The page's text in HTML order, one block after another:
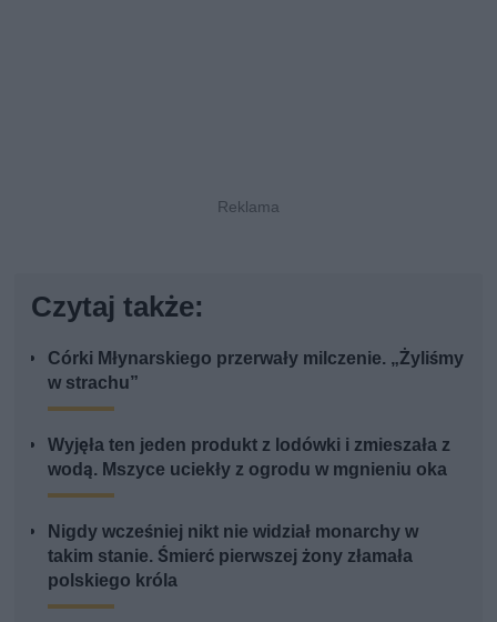
Czytaj także:
Córki Młynarskiego przerwały milczenie. „Żyliśmy
w strachu”
Wyjęła ten jeden produkt z lodówki i zmieszała z
wodą. Mszyce uciekły z ogrodu w mgnieniu oka
Nigdy wcześniej nikt nie widział monarchy w
takim stanie. Śmierć pierwszej żony złamała
polskiego króla